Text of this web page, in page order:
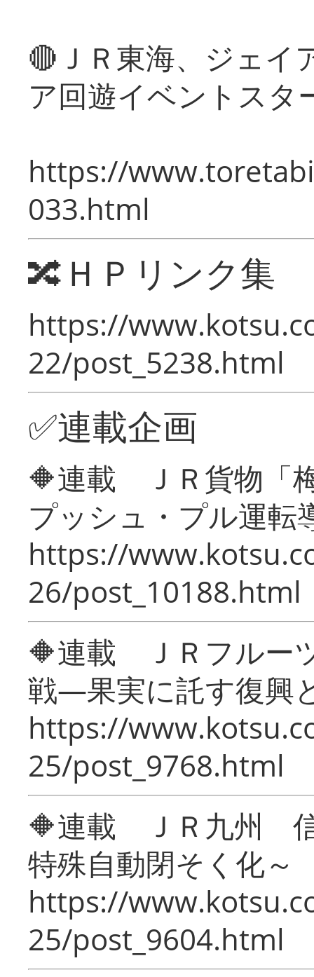
🔴ＪＲ東海、ジェイ
ア回遊イベントスタ
https://
033.html
🔀ＨＰリンク集
https://
22/post_5238.html
✅連載企画
🔶連載 ＪＲ貨物「
プッシュ・プル運転
https://
26/post_10188.html
🔶連載 ＪＲフルー
戦―果実に託す復興
https://
25/post_9768.html
🔶連載 ＪＲ九州 信
特殊自動閉そく化～
https://
25/post_9604.html